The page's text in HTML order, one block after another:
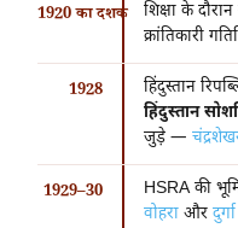
1920 का दशक
शिक्षा के
क्रांतिकारी
1928
हिंदुस्तान
हिंदुस्तान
जुड़े —
1929–30 HSRA की
वोहरा और